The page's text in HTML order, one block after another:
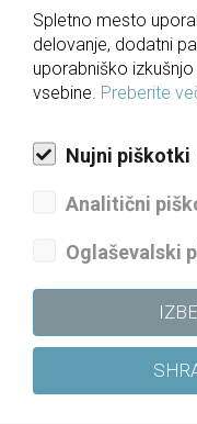
NAZAJ
Javne objave
Informacije javnega
Politika upravljanja družbe
Spletno mesto
delovanje, dodatni
uporabniško
vsebine. Preberite
Nujni piškotki
Analitični
Oglaševalski